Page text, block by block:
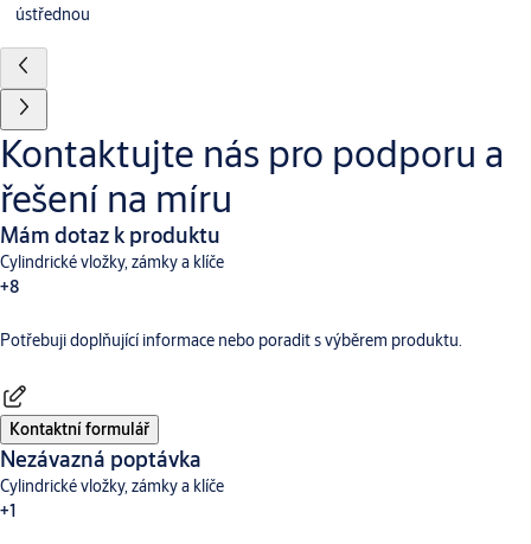
ústřednou
Kontaktujte nás pro podporu a
řešení na míru
Mám dotaz k produktu
Cylindrické vložky, zámky a klíče
+8
Dveřní vybaveníAperio Digitální a přístupové systémy
Potřebuji doplňující informace nebo poradit s výběrem produktu.
Kontaktní formulář
Nezávazná poptávka
Cylindrické vložky, zámky a klíče
+1